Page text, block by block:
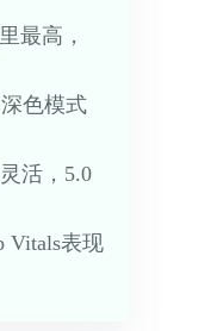
最高，
色模式
活，5.0
Vitals表现